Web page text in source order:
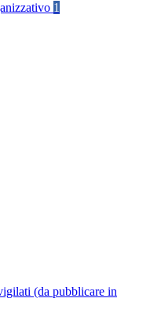
1
(da pubblicare in